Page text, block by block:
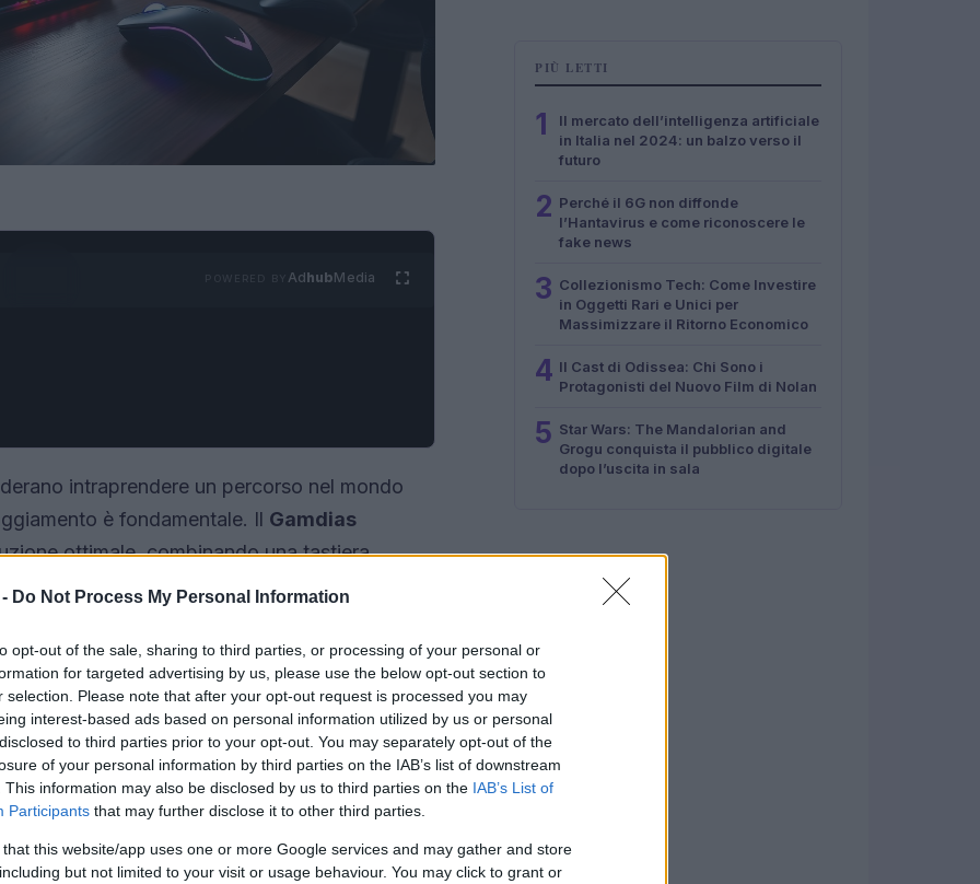
Do Not Process My Personal Information
opt-out of the sale, sharing to third parties, or processing of your personal or
for targeted advertising by us, please use the below opt-out section to
selection. Please note that after your opt-out request is processed you may
interest-based ads based on personal information utilized by us or personal
to third parties prior to your opt-out. You may separately opt-out of the
of your personal information by third parties on the IAB’s list of downstream
This information may also be disclosed by us to third parties on the IAB’s List of
Participants that may further disclose it to other third parties.
that this website/app uses one or more Google services and may gather and store
but not limited to your visit or usage behaviour. You may click to grant or
AdhubMedia
intraprendere un percorso nel mondo
è fondamentale. Il Gamdias
ottimale, combinando una tastiera
pacchetto. Questa combinazione è
e un aspetto accattivante grazie
PIÙ LETTI
1
Il mercato dell’intelligenza artificiale
in Italia nel 2024: un balzo verso il
futuro
2 Perché il 6G non diffonde
l’Hantavirus e come riconoscere le
fake news
3 Collezionismo Tech: Come Investire
in Oggetti Rari e Unici per
Massimizzare il Ritorno Economico
4 Il Cast di Odissea: Chi Sono i
Protagonisti del Nuovo Film di Nolan
5 Star Wars: The Mandalorian and
Grogu conquista il pubblico digitale
dopo l’uscita in sala